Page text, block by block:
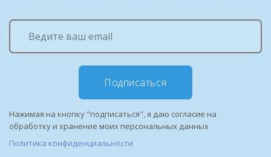
Подписаться
Нажимая на кнопку "подписаться", я даю согласие на
обработку и хранение моих персональных данных
Политика конфиденциальности